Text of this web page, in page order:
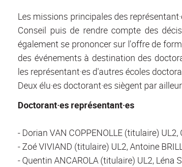
Les missions principales des
Conseil puis de rendre compte des
également se prononcer sur l'offre de
des événements à destination des
les représentant·es d'autres écoles
Deux élu·es doctorant·es siègent par
Doctorant·es représentant·es
- Dorian VAN COPPENOLLE (titulaire)
- Zoé VIVIAND (titulaire) UL2, Antoine
- Quentin ANCAROLA (titulaire) UL2, Léna